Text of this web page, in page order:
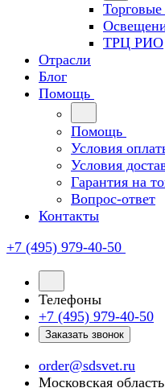
Торговые
ТРЦ РИО
Отрасли
Блог
Помощь
Помощь
Условия
Условия
Гарантия на
Вопрос-ответ
Контакты
+7 (495) 979-40-50
Телефоны
+7 (495) 979-40-50
Заказать звонок
order@sdsvet.ru
Московская